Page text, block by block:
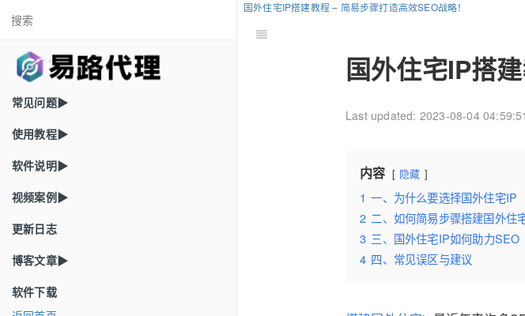
常见问题▶
使用教程▶
软件说明▶
视频案例▶
更新日志
博客文章▶
软件下载
国外住宅IP搭建教程 – 简易步骤打造高效SEO战略！
国外住宅IP搭
Last updated: 2023-08-04 04:59:51
内容 隐藏
1 一、为什么要选择国外住宅IP
2 二、如何简易步骤搭建国外住
3 三、国外住宅IP如何助力SEO
4 四、常见误区与建议